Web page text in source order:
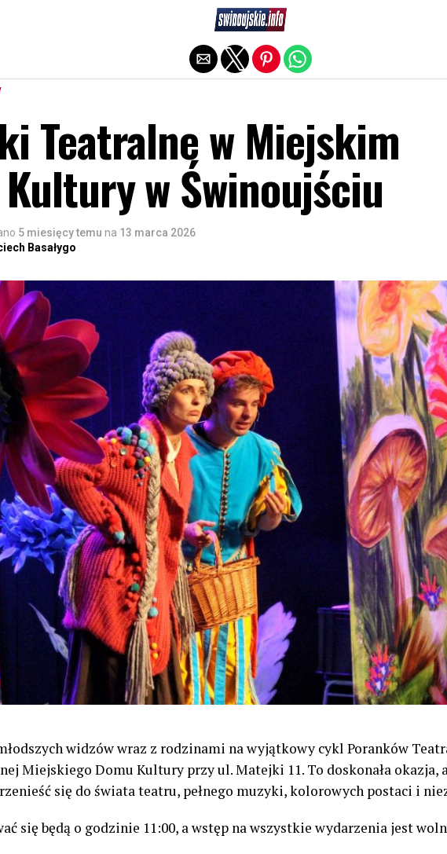
Teatralne w Miejskim
w Świnoujściu
5 miesięcy temu na 13 marca 2026
Basałygo
widzów wraz z rodzinami na wyjątkowy cykl Poranków
Miejskiego Domu Kultury przy ul. Matejki 11. To doskonała okazja,
się do świata teatru, pełnego muzyki, kolorowych postaci i
się będą o godzinie 11:00, a wstęp na wszystkie wydarzenia jest
Exit mobile version